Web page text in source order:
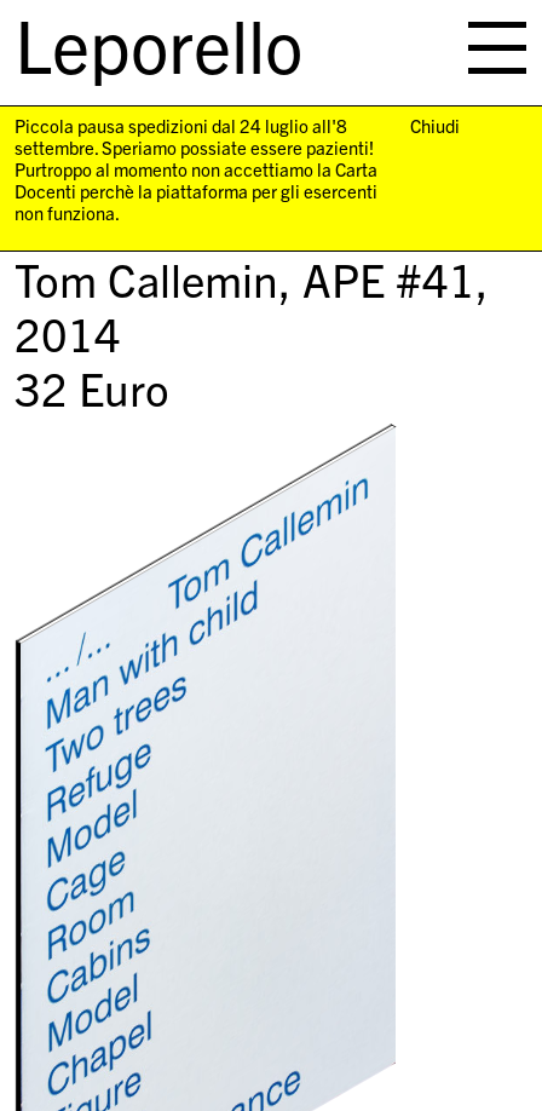
Leporello
navigation
Piccola pausa spedizioni dal 24 luglio all'8
settembre. Speriamo possiate essere pazienti!
Purtroppo al momento non accettiamo la Carta
Docenti perchè la piattaforma per gli esercenti
non funziona.
Chiudi
Tom Callemin, APE #41,
2014
32 Euro